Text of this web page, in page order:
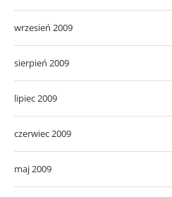
wrzesień 2009
sierpień 2009
lipiec 2009
czerwiec 2009
maj 2009